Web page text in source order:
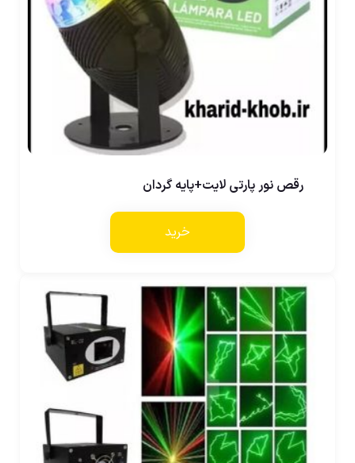
رقص نور پارتی لایت+پایه گردان
خرید